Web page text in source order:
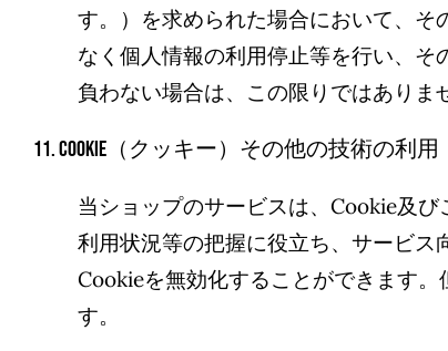
す。）を求められた場合において、
なく個人情報の利用停止等を行い、
負わない場合は、この限りではありま
11. Cookie（クッキー）その他の技術の利用
当ショップのサービスは、Cookie及
利用状況等の把握に役立ち、サービ
Cookieを無効化することができます
す。